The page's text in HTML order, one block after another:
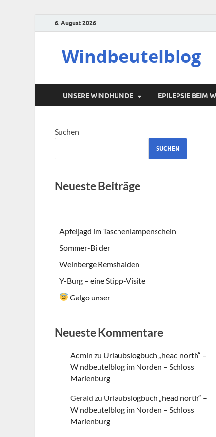
6. August 2026
Windbeutelblog
UNSERE WINDHUNDE EPILEPSIE BEIM
Suchen
SUCHEN
Neueste Beiträge
Apfeljagd im Taschenlampenschein
Sommer-Bilder
Weinberge Remshalden
Y-Burg – eine Stipp-Visite
Galgo unser
Neueste Kommentare
Admin zu Urlaubslogbuch „head north“ –
Windbeutelblog im Norden – Schloss
Marienburg
Gerald zu Urlaubslogbuch „head north“ –
Windbeutelblog im Norden – Schloss
Marienburg